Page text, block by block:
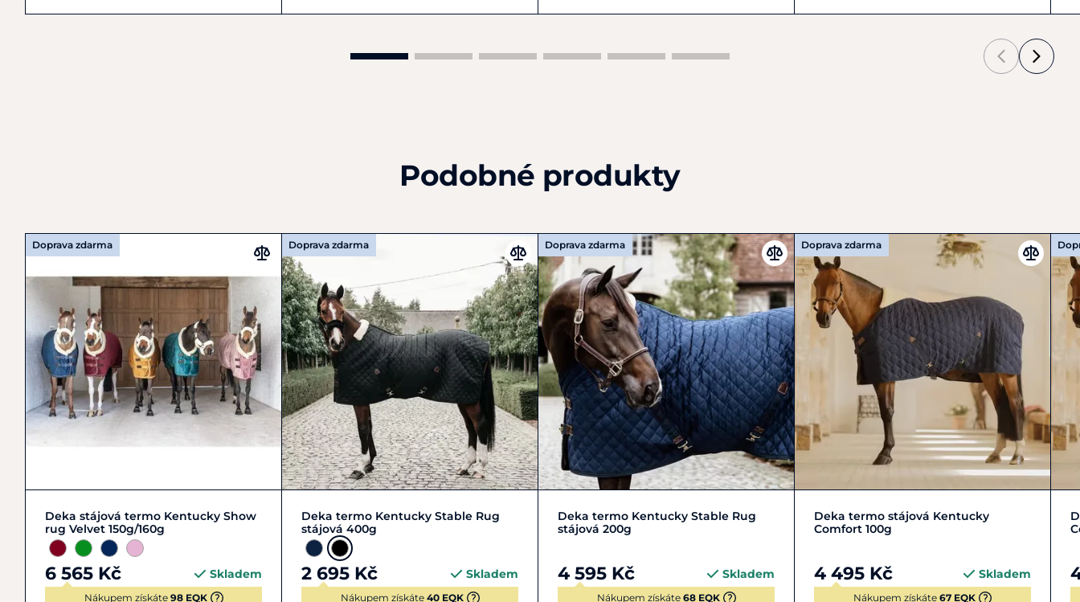
Podobné produkty
Doprava zdarma
L | 140-145 cm XL | 150-155 cm
Deka stájová termo Kentucky Show
rug Velvet 150g/160g
6 565 Kč Skladem
Nákupem získáte 98 EQK
Doprava zdarma
L | 140-145 cm XL | 150-155 cm
Deka termo Kentucky Stable Rug
stájová 400g
2 695 Kč Skladem
Nákupem získáte 40 EQK
Doprava zdarma
L | 140-145 cm M | 130-135 cm
Deka termo Kentucky Stable Rug
stájová 200g
4 595 Kč Skladem
Nákupem získáte 68 EQK
Doprava zdarma
L | 140-145 cm XL | 150-155 cm
Deka termo stájová Kentucky
Comfort 100g
4 495 Kč Skladem
Nákupem získáte 67 EQK